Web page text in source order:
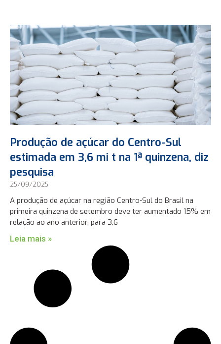
Produção de açúcar do Centro-Sul
estimada em 3,6 mi t na 1ª quinzena, diz
pesquisa
25/09/2025
A produção de açúcar na região Centro-Sul do Brasil na
primeira quinzena de setembro deve ter aumentado 15% em
relação ao ano anterior, para 3,6
Leia mais »